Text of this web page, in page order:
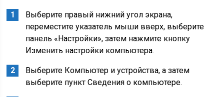
Выберите правый нижний угол экрана,
переместите указатель мыши вверх, выберите
панель «Настройки», затем нажмите кнопку
Изменить настройки компьютера.
Выберите Компьютер и устройства, а затем
выберите пункт Сведения о компьютере.